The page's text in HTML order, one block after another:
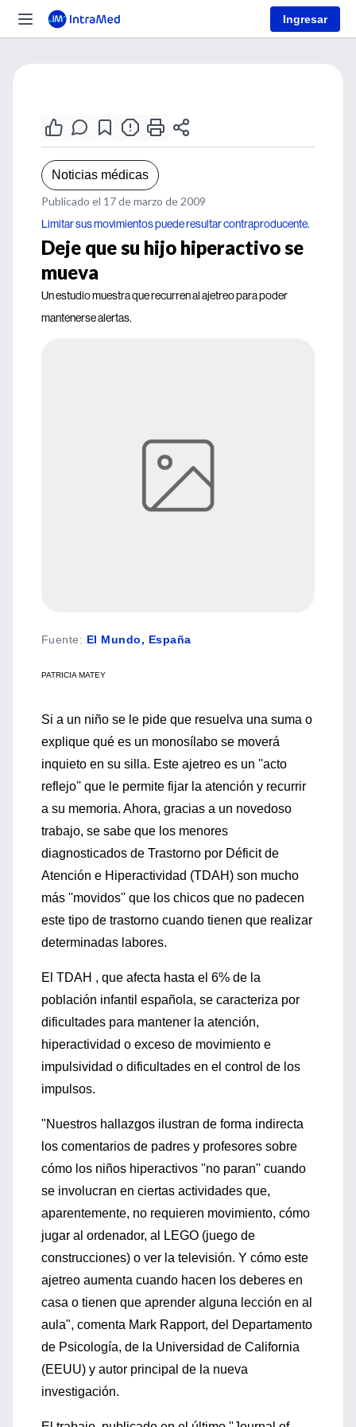
Ingresar
Noticias médicas
Publicado el 17 de marzo de 2009
Limitar sus movimientos puede resultar contraproducente.
Deje que su hijo hiperactivo se
mueva
Un estudio muestra que recurren al ajetreo para poder
mantenerse alertas.
Fuente: El Mundo, España
PATRICIA MATEY
Si a un niño se le pide que resuelva una suma o
explique qué es un monosílabo se moverá
inquieto en su silla. Este ajetreo es un ''acto
reflejo'' que le permite fijar la atención y recurrir
a su memoria. Ahora, gracias a un novedoso
trabajo, se sabe que los menores
diagnosticados de Trastorno por Déficit de
Atención e Hiperactividad (TDAH) son mucho
más ''movidos'' que los chicos que no padecen
este tipo de trastorno cuando tienen que realizar
determinadas labores.
El TDAH , que afecta hasta el 6% de la
población infantil española, se caracteriza por
dificultades para mantener la atención,
hiperactividad o exceso de movimiento e
impulsividad o dificultades en el control de los
impulsos.
"Nuestros hallazgos ilustran de forma indirecta
los comentarios de padres y profesores sobre
cómo los niños hiperactivos ''no paran'' cuando
se involucran en ciertas actividades que,
aparentemente, no requieren movimiento, cómo
jugar al ordenador, al LEGO (juego de
construcciones) o ver la televisión. Y cómo este
ajetreo aumenta cuando hacen los deberes en
casa o tienen que aprender alguna lección en al
aula", comenta Mark Rapport, del Departamento
de Psicología, de la Universidad de California
(EEUU) y autor principal de la nueva
investigación.